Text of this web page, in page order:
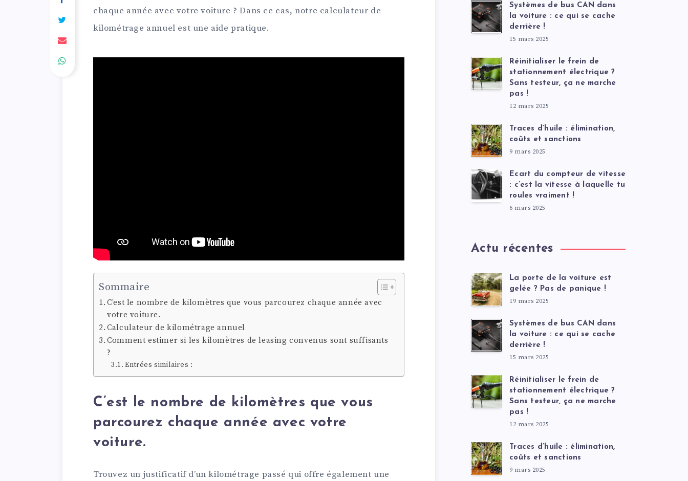
chaque année avec votre voiture ? Dans ce cas, notre calculateur de
kilométrage annuel est une aide pratique.
Sommaire
C’est le nombre de kilomètres que vous parcourez chaque année avec
votre voiture.
Calculateur de kilométrage annuel
Comment estimer si les kilomètres de leasing convenus sont suffisants
?
Entrées similaires :
C’est le nombre de kilomètres que vous
parcourez chaque année avec votre
voiture.
Trouvez un justificatif d’un kilométrage passé qui offre également une
Systèmes de bus CAN dans
la voiture : ce qui se cache
derrière !
15 mars 2025
Réinitialiser le frein de
stationnement électrique ?
Sans testeur, ça ne marche
pas !
12 mars 2025
Traces d’huile : élimination,
coûts et sanctions
9 mars 2025
Ecart du compteur de vitesse
: c’est la vitesse à laquelle tu
roules vraiment !
6 mars 2025
Actu récentes
La porte de la voiture est
gelée ? Pas de panique !
19 mars 2025
Systèmes de bus CAN dans
la voiture : ce qui se cache
derrière !
15 mars 2025
Réinitialiser le frein de
stationnement électrique ?
Sans testeur, ça ne marche
pas !
12 mars 2025
Traces d’huile : élimination,
coûts et sanctions
9 mars 2025